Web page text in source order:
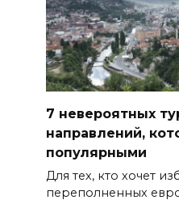
7 невероятных
направлений,
популярными
Для тех, кто хочет
переполненных